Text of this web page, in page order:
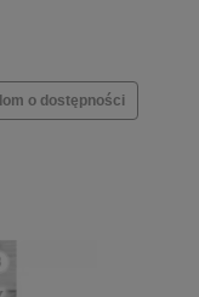
o dostępności